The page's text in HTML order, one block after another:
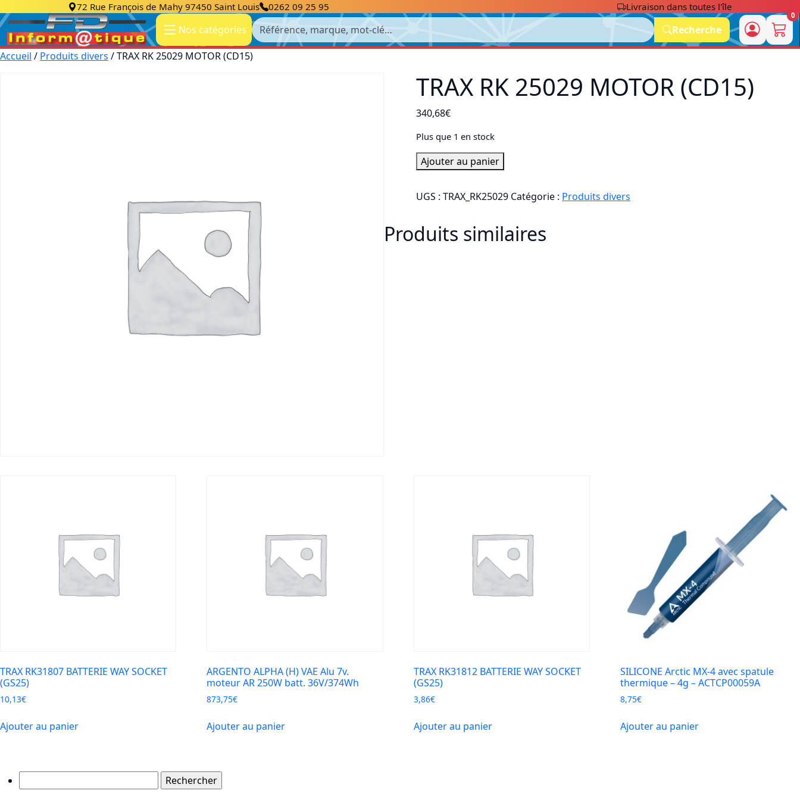
72 Rue François de Mahy 97450 Saint Louis 0262 09 25 95 Livraison dans toutes l'île
Nos catégories Recherche Recherche
0
Accueil / Produits divers / TRAX RK 25029 MOTOR (CD15)
TRAX RK 25029 MOTOR (CD15)
340,68€
Plus que 1 en stock
quantité
de
RK
MOTOR
(CD15)
Ajouter au panier
UGS : TRAX_RK25029 Catégorie : Produits divers
Produits similaires
TRAX RK31807 BATTERIE WAY SOCKET
(GS25)
10,13€
Ajouter au panier
ARGENTO ALPHA (H) VAE Alu 7v.
moteur AR 250W batt. 36V/374Wh
873,75€
Ajouter au panier
TRAX RK31812 BATTERIE WAY SOCKET
(GS25)
3,86€
Ajouter au panier
SILICONE Arctic MX-4 avec spatule
thermique – 4g – ACTCP00059A
8,75€
Ajouter au panier